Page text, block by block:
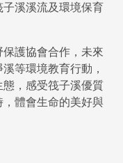
溪溪流及環境保育
護協會合作，未來
等環境教育行動，
，感受筏子溪優質
體會生命的美好與